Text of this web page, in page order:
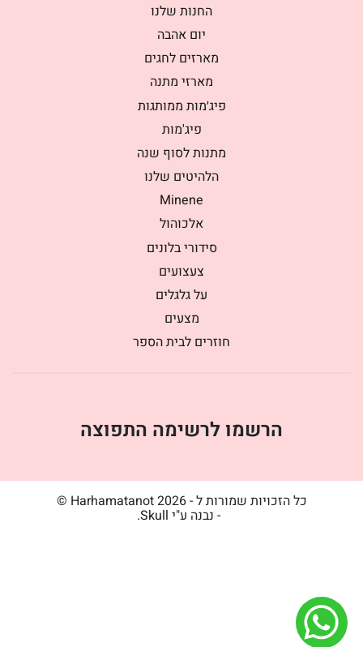
החנות שלנו
יום אהבה
מארזים לחגים
מארזי מתנה
פיג׳מות ממותגות
פיג'מות
מתנות לסוף שנה
הלהיטים שלנו
Minene
אלכוהול
סידורי בלונים
צעצועים
על גלגלים
מצעים
חוזרים לבית הספר
הרשמו לרשימה התפוצה
כל הזכויות שמורות ל - Harhamatanot 2026 ©
- נבנה ע"י Skull
.